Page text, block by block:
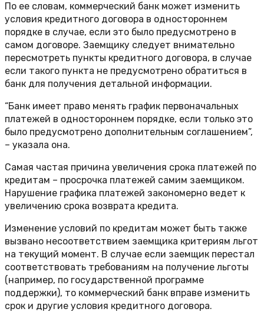
По ее словам, коммерческий банк может изменить
условия кредитного договора в одностороннем
порядке в случае, если это было предусмотрено в
самом договоре. Заемщику следует внимательно
пересмотреть пункты кредитного договора, в случае
если такого пункта не предусмотрено обратиться в
банк для получения детальной информации.
“Банк имеет право менять график первоначальных
платежей в одностороннем порядке, если только это
было предусмотрено дополнительным соглашением”,
– указала она.
Самая частая причина увеличения срока платежей по
кредитам – просрочка платежей самим заемщиком.
Нарушение графика платежей закономерно ведет к
увеличению срока возврата кредита.
Изменение условий по кредитам может быть также
вызвано несоответствием заемщика критериям льгот
на текущий момент. В случае если заемщик перестал
соответствовать требованиям на получение льготы
(например, по государственной программе
поддержки), то коммерческий банк вправе изменить
срок и другие условия кредитного договора.